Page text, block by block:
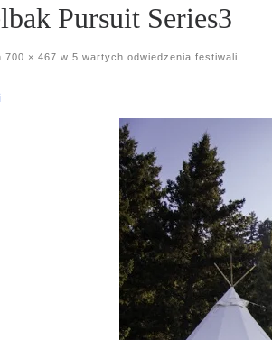
Pursuit Series3
700 × 467 w 5 wartych odwiedzenia festiwali
po obrazach